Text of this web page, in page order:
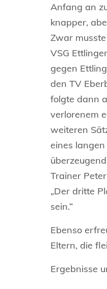
Anfang an
knapper,
Zwar
VSG
gegen
den TV
folgte dann
verlorenem
weiteren
eines
Trainer
„Der dritte
sein.“
Ebenso
Eltern, die
Ergebnisse